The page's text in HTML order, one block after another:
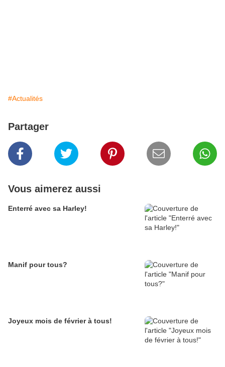
#Actualités
Partager
Vous aimerez aussi
Enterré avec sa Harley!
Manif pour tous?
Joyeux mois de février à tous!